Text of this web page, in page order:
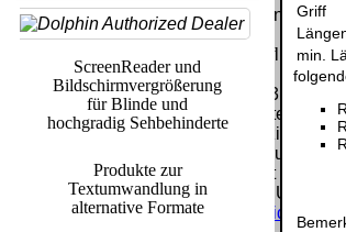
Griff
min.
ScreenReader und
Bildschirmvergrößerung
für Blinde und
hochgradig Sehbehinderte
Produkte zur
Textumwandlung in
alternative Formate
Die in diesem Dokument genannten
vorbehalten.
letzte Änderung: 21. Januar 2025 fluSoft
Mit einem Urteil vom 12.05.1998 - 312 O
Links, die Inhalte der gelinkten Seite ggf.
Inhalten distanziert. Hiermit distanzieren
Inhalte nicht zu eigen. Diese Erklärung
Die Europäische Kommission stellt eine
http://ec.europa.eu/consumers/odr/
Unsere
Seitenanfang Impressum Widerruf